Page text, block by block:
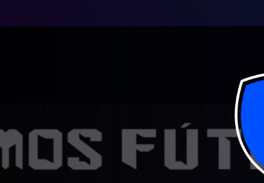
Árbitros de fútbol de Puerto Rico estarán activos en la Copa Oro